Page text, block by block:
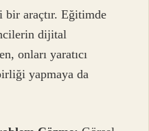
bir araçtır. Eğitimde
dijital
onları yaratıcı
yapmaya da